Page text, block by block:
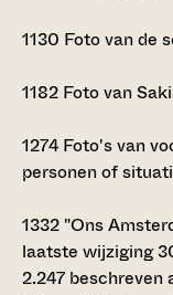
1130 Foto van de
1182 Foto van
1274 Foto's van
personen of
1332 "Ons
laatste wijziging
2.247